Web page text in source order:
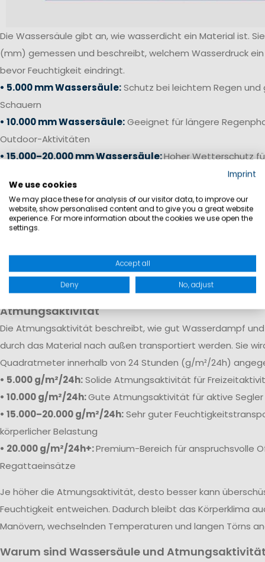
Die Wassersäule gibt an, wie wasserdicht ein Material ist.
(mm) gemessen und beschreibt, welchem Wasserdruck
bevor Feuchtigkeit eindringt.
• 5.000 mm Wassersäule:Schutz bei leichtem Regen
Schauern
• 10.000 mm Wassersäule:Geeignet für längere
Outdoor-Aktivitäten
• 15.000–20.000 mm Wassersäule:Hoher Wetterschutz
• 20.000 mm+ Wassersäule:
Bedingungen auf See
Gerade bei Segelhosen und Salopetten ist neben einer
robuste Verstärkungen sorgen dafür, dass Feuchtigkeit
Bedingungen zuverlässig draußen bleibt.
Atmungsaktivität
Die Atmungsaktivität beschreibt, wie gut Wasserdampf
durch das Material nach außen transportiert werden. Sie
Quadratmeter innerhalb von 24 Stunden (g/m²/24h)
• 5.000 g/m²/24h:Solide Atmungsaktivität für
• 10.000 g/m²/24h:Gute Atmungsaktivität für aktive Segler
• 15.000–20.000 g/m²/24h:Sehr guter
körperlicher Belastung
• 20.000 g/m²/24h+:Premium-Bereich für anspruchsvolle
Regattaeinsätze
Je höher die Atmungsaktivität, desto besser kann
Feuchtigkeit entweichen. Dadurch bleibt das Körperklima
Manövern, wechselnden Temperaturen und langen Törns
Warum sind Wassersäule und
Imprint
We use cookies
We may place these for analysis of our visitor data, to improve our
website, show personalised content and to give you a great website
experience. For more information about the cookies we use open the
settings.
Accept all
Deny No, adjust